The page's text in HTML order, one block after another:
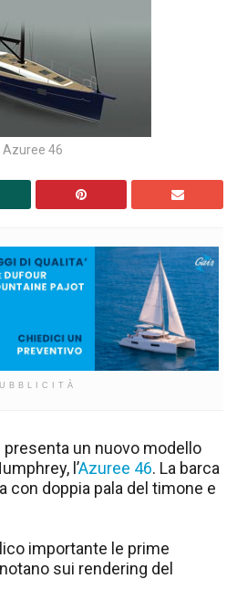
Azuree 46
presenta un nuovo modello
l’Azuree 46. La barca
con doppia pala del timone e
importante le prime
sui rendering del